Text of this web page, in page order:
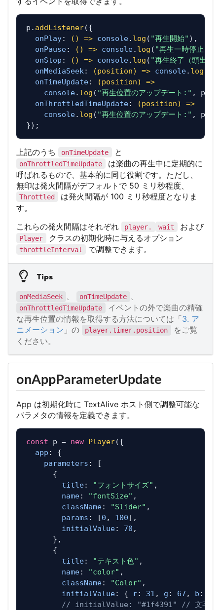
p. addListener({
onPlay: () => console. log ( "再生開始" ),
onPause: () => console. log ( "再生一時停止"
onStop : () => console. log ( "再生終了（頭出し
onMediaSeek : (position) => console. log
onTimeUpdate: (position) =>
console. log ( "再生位置のアップデート:" ,
onThrottledTimeUpdate: (position) =>
console. log ( "再生位置のアップデート:" ,
上記のうち onTimeUpdate と
onThrottledTimeUpdate
は楽曲の再生中に定期的に
呼ばれるもので、基本的に同じ役割です。ただし、
無印は発火間隔がデフォルトで 50 ミリ秒程度、
Throttled
は発火間隔が 100 ミリ秒程度となりま
す。
これらの発火間隔はそれぞれ
player. wait および
Player クラスの初期化時に与えるオプション
throttleInterval で調整できます。
Tips
onMediaSeek 、 onTimeUpdate 、
onThrottledTimeUpdate
イベントの外で楽曲の精確
な再生位置の情報を取得する方法については「3. ア
ニメーション 」の player.timer.position
をご覧
ください。
onAppParameterUpdate
App は初期化時に TextAlive ホスト側で調整可能な
パラメタの情報を定義できます。
const p = new Player({
app : {
parameters : [
      {
title: "フォントサイズ" ,
name: "fontSize" ,
className: "Slider" ,
params : [0 , 100],
initialValue: 70 ,
      },
      {
title: "テキスト色" ,
name: "color" ,
className: "Color" ,
initialValue: { r: 31 , g : 67 , b :
// initialValue: "#1f4391" // 文字列で